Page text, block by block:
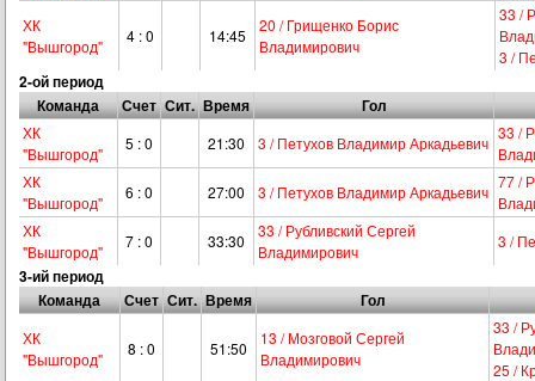
ХК
"Вышгород"
4 : 0 14:45
20 / Грищенко Борис
Владимирович
33 /
3 /
2-ой период
Команда
Счет Сит. Время Гол
ХК
"Вышгород"
5 : 0 21:30 3 / Петухов Владимир Аркадьевич
33 /
ХК
"Вышгород"
6 : 0 27:00 3 / Петухов Владимир Аркадьевич
77 /
ХК
"Вышгород"
7 : 0 33:30
33 / Рубливский Сергей
Владимирович
3 /
3-ий период
Команда
Счет Сит. Время Гол
ХК
"Вышгород"
8 : 0 51:50
13 / Мозговой Сергей
Владимирович
33 /
25 /